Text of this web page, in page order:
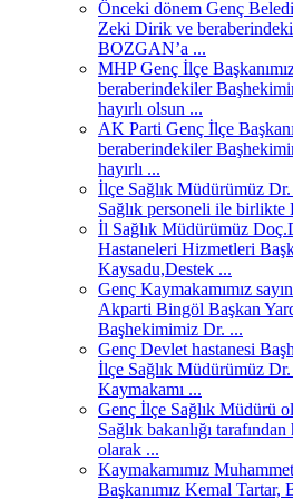
Önceki dönem Genç
Zeki Dirik ve
BOZGAN’a ...
MHP Genç İlçe
beraberindekiler
hayırlı olsun ...
AK Parti Genç İlçe
beraberindekiler
hayırlı ...
İlçe Sağlık Müdürümüz
Sağlık personeli ile
İl Sağlık Müdürümüz
Hastaneleri Hizmetleri
Kaysadu,Destek ...
Genç Kaymakamımız
Akparti Bingöl Başkan
Başhekimimiz Dr. ...
Genç Devlet hastanesi
İlçe Sağlık Müdürümüz
Kaymakamı ...
Genç İlçe Sağlık Müdürü
Sağlık bakanlığı
olarak ...
Kaymakamımız
Başkanımız Kemal